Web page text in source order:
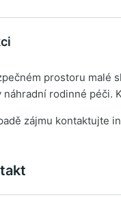
prostoru malé
náhradní rodinné péči.
zájmu kontaktujte